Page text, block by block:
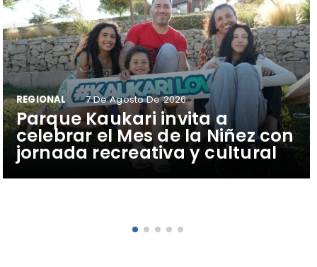
Parque Kaukari invita a
celebrar el Mes de la Niñez con
jornada recreativa y cultural
REGIONAL 7 De Agosto De 2026